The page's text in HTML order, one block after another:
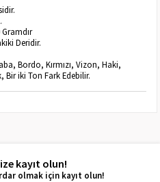
Gramdır
Deridir.
Bordo, Kırmızı, Vizon, Haki,
Bir iki Ton Fark Edebilir.
kayıt olun!